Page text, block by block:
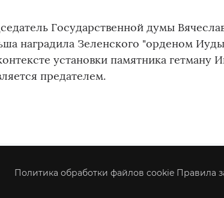
Государственной думы
наградила Зеленского "орденом
установки памятника гетману
предателем.
Политика обработки файлов cookie Правила